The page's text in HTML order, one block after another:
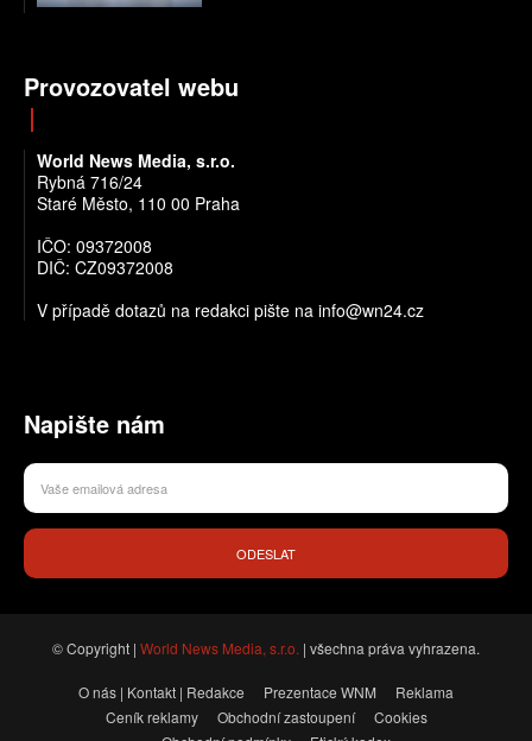
Provozovatel webu
World News Media, s.r.o.
Rybná 716/24
Staré Město, 110 00 Praha
IČO: 09372008
DIČ: CZ09372008
V případě dotazů na redakci pište na info@wn24.cz
Napište nám
ODESLAT
© Copyright | World News Media, s.r.o. | všechna práva vyhrazena.
O nás | Kontakt | Redakce Prezentace WNM
Reklama
Ceník reklamy
Obchodní zastoupení
Cookies